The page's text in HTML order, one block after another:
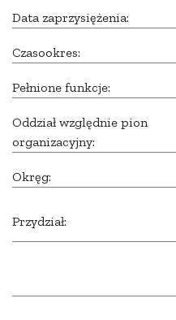
Data zaprzysiężenia:
Czasookres:
Pełnione funkcje:
Oddział względnie pion
organizacyjny:
Okręg:
Przydział: